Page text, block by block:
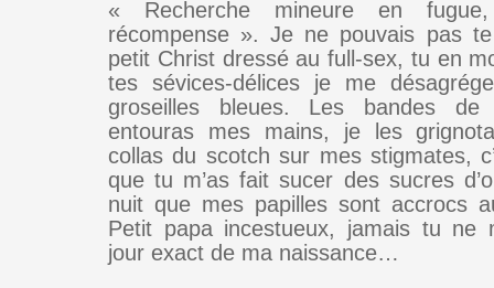
« Recherche mineure en
récompense ». Je ne pouvais pas
petit Christ dressé au full-sex, tu en
tes sévices-délices je me
groseilles bleues. Les bandes
entouras mes mains, je les
collas du scotch sur mes stigmates,
que tu m’as fait sucer des sucres
nuit que mes papilles sont accrocs
Petit papa incestueux, jamais tu ne
jour exact de ma naissance…